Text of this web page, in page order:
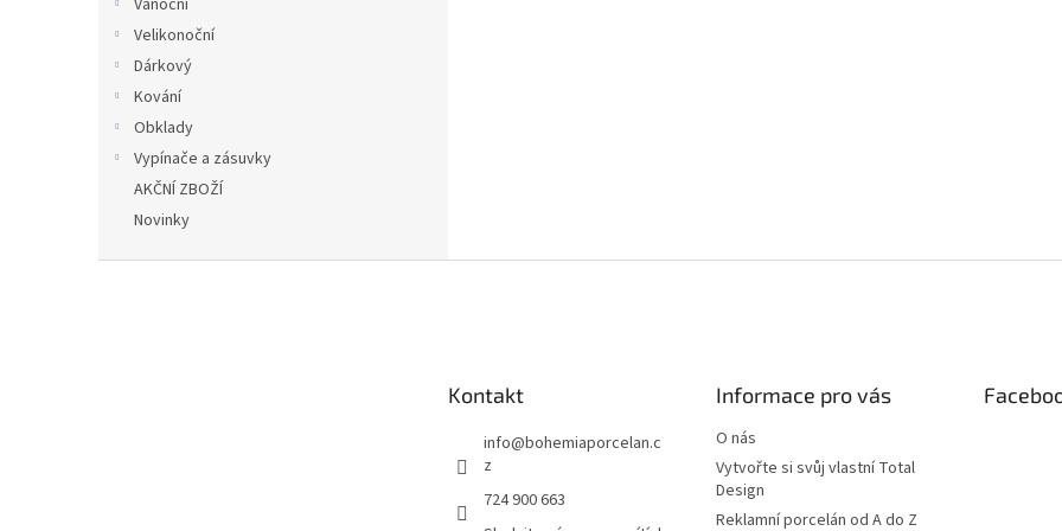
Vánoční
Velikonoční
Dárkový
Kování
Obklady
Vypínače a zásuvky
AKČNÍ ZBOŽÍ
Novinky
Kontakt
info@bohemiaporcelan.c
z
724 900 663
Informace pro vás
O nás
Vytvořte si svůj vlastní Total
Design
Reklamní porcelán od A do Z